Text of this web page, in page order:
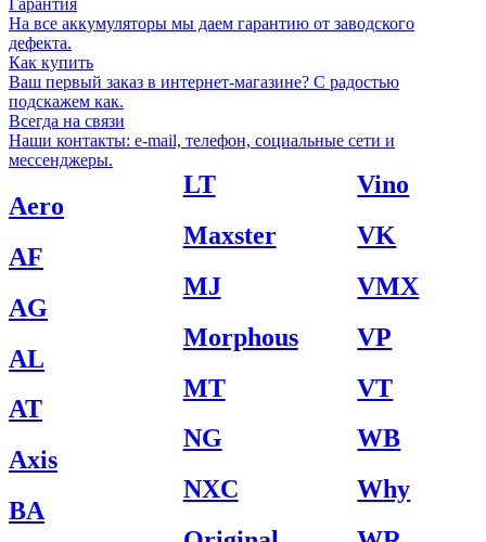
На все аккумуляторы мы даем гарантию от заводского
дефекта.
Как купить
Ваш первый заказ в интернет-магазине? С радостью
подскажем как.
Всегда на связи
Наши контакты: e-mail, телефон, социальные сети и
мессенджеры.
Aero
AF
AG
AL
AT
Axis
BA
LT
Maxster
MJ
Morphous
MT
NG
NXC
Vino
VK
VMX
VP
VT
WB
Why